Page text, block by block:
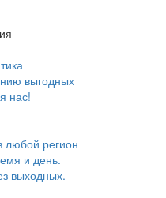
выгодных
нас!
любой регион
и день.
выходных.